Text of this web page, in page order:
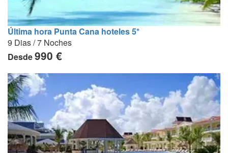
Última hora Punta Cana hoteles 5*
9 Dias / 7 Noches
Desde990 €